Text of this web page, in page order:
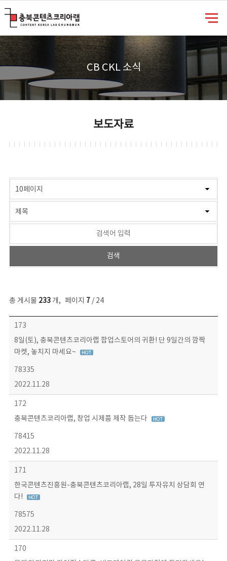
CB CKL 소식
보도자료
총 게시물 233개, 페이지 7 / 24
보도자료 목록 - 번호, 제목, 작성자, 파일, 조회수, 작성일 정보 제공
173
8일(토), 충북콘텐츠코리아랩 팝업스토어의 귀환! 단 9일간의 깜짝
마켓, 놓치지 마세요~
78335
2022.11.28
172
충북콘텐츠코리아랩, 창업 시제품 제작 돕는다
78415
2022.11.28
171
한국콘텐츠진흥원-충북콘텐츠코리아랩, 28일 투자유치 상담회 연
다!
78575
2022.11.28
170